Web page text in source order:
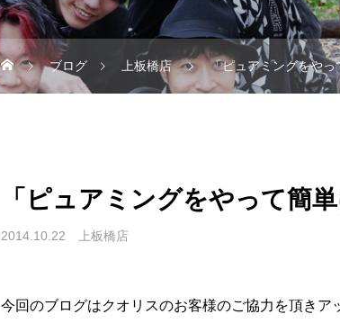
ブログ 上板橋店 「ピュアミングをやっ
「ピュアミングをやって簡
2014.10.22 上板橋店
今回のブログはクオリスのお客様のご協力を頂きア